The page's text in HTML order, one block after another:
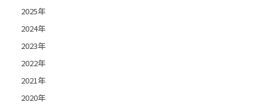
2025年
2024年
2023年
2022年
2021年
2020年